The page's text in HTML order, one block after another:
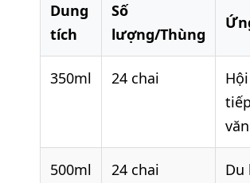
Dung
tích
Số
lượng/Thùng
350ml 24 chai
500ml 24 chai
Du